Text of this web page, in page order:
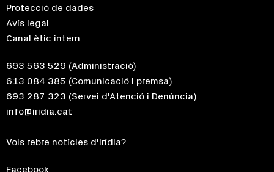
Protecció de dades
Avís legal
Canal ètic intern
693 563 529 (Administració)
613 084 385 (Comunicació i premsa)
693 287 323 (Servei d'Atenció i Denúncia)
info@iridia.cat
Vols rebre notícies d'Irídia?
Facebook